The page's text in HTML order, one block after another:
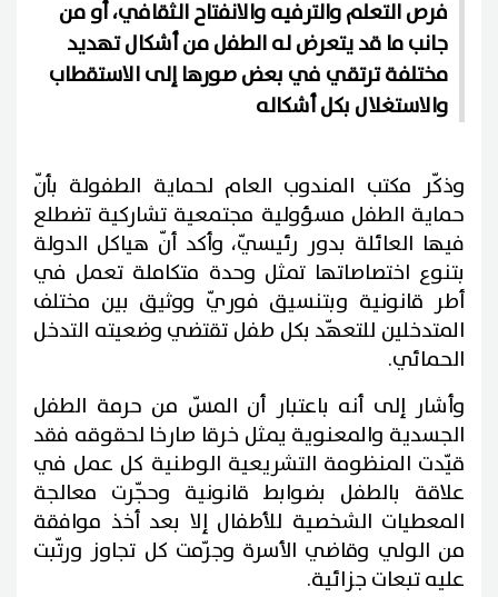
فرص التعلم والترفيه والانفتاح الثقافي، أو من
جانب ما قد يتعرض له الطفل من أشكال تهديد
مختلفة ترتقي في بعض صورها إلى الاستقطاب
والاستغلال بكل أشكاله
وذكّر مكتب المندوب العام لحماية الطفولة بأنّ
حماية الطفل مسؤولية مجتمعية تشاركية تضطلع
فيها العائلة بدور رئيسيّ، وأكد أنّ هياكل الدولة
بتنوع اختصاصاتها تمثل وحدة متكاملة تعمل في
أطر قانونية وبتنسيق فوريّ ووثيق بين مختلف
المتدخلين للتعهّد بكل طفل تقتضي وضعيته التدخل
الحمائي.
وأشار إلى أنه باعتبار أن المسّ من حرمة الطفل
الجسدية والمعنوية يمثل خرقا صارخا لحقوقه فقد
قيّدت المنظومة التشريعية الوطنية كل عمل في
علاقة بالطفل بضوابط قانونية وحجّرت معالجة
المعطيات الشخصية للأطفال إلا بعد أخذ موافقة
من الولي وقاضي الأسرة وجرّمت كل تجاوز ورتّبت
عليه تبعات جزائية.